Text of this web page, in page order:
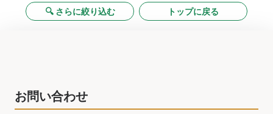
🔍 さらに絞り込む トップに戻る
お問い合わせ